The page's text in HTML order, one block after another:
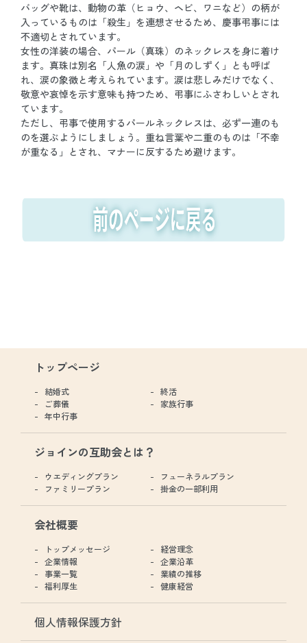
バッグや靴は、動物の革（ヒョウ、ヘビ、ワニなど）の柄が
入っているものは「殺生」を連想させるため、慶事弔事には
不適切とされています。
女性の洋装の場合、パール（真珠）のネックレスを身に着け
ます。真珠は別名「人魚の涙」や「月のしずく」とも呼ば
れ、涙の象徴と考えられています。涙は悲しみだけでなく、
敬意や哀悼を示す意味も持つため、弔事にふさわしいとされ
ています。
ただし、弔事で使用するパールネックレスは、必ず一連のも
のを選ぶようにしましょう。重ね言葉や二重のものは「不幸
が重なる」とされ、マナーに反するため避けます。
トップページ
結婚式
終活
ご葬儀
家族行事
年中行事
ジョインの互助会とは？
ウエディングプラン
フューネラルプラン
ファミリープラン
掛金の一部利用
会社概要
トップメッセージ
経営理念
企業情報
企業沿革
事業一覧
業績の推移
福利厚生
健康経営
個人情報保護方針